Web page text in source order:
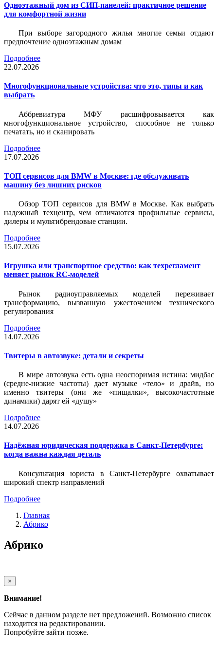
Одноэтажный дом из СИП-панелей: практичное решение
для комфортной жизни
При выборе загородного жилья многие семьи отдают
предпочтение одноэтажным домам
Подробнее
22.07.2026
Многофункциональные устройства: что это, типы и как
выбрать
Аббревиатура МФУ расшифровывается как
многофункциональное устройство, способное не только
печатать, но и сканировать
Подробнее
17.07.2026
ТОП сервисов для BMW в Москве: где обслуживать
машину без лишних рисков
Обзор ТОП сервисов для BMW в Москве. Как выбрать
надежный техцентр, чем отличаются профильные сервисы,
дилеры и мультибрендовые станции.
Подробнее
15.07.2026
Игрушка или транспортное средство: как техрегламент
меняет рынок RC-моделей
Рынок радиоуправляемых моделей переживает
трансформацию, вызванную ужесточением технического
регулирования
Подробнее
14.07.2026
Твитеры в автозвуке: детали и секреты
В мире автозвука есть одна неоспоримая истина: мидбас
(средне-низкие частоты) дает музыке «тело» и драйв, но
именно твитеры (они же «пищалки», высокочастотные
динамики) дарят ей «душу»
Подробнее
14.07.2026
Надёжная юридическая поддержка в Санкт-Петербурге:
когда важна каждая деталь
Консультация юриста в Санкт-Петербурге охватывает
широкий спектр направлений
Подробнее
Главная
Абрико
Абрико
×
Внимание!
Сейчас в данном разделе нет предложений. Возможно список
находится на редактировании.
Попробуйте зайти позже.